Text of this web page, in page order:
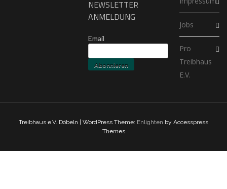
NEWSLETTER
ANMELDUNG
Email
Jobs
Pro
Treibhaus
E.V.
Treibhaus e.V. Döbeln | WordPress Theme: Enlighten by Accesspress
Themes